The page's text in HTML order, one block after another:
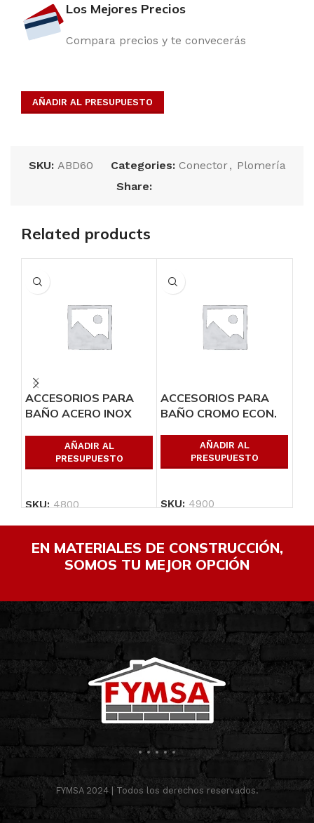
Los Mejores Precios
Compara precios y te convecerás
AÑADIR AL PRESUPUESTO
SKU: ABD60 Categories: Conector, Plomería
Share:
Related products
ACCESORIOS PARA
BAÑO ACERO INOX
AÑADIR AL
PRESUPUESTO
SKU:4800
ACCESORIOS PARA
BAÑO CROMO ECON.
AÑADIR AL
PRESUPUESTO
SKU: 4900
EN MATERIALES DE CONSTRUCCIÓN,
SOMOS TU MEJOR OPCIÓN
FYMSA 2024 | Todos los derechos reservados.